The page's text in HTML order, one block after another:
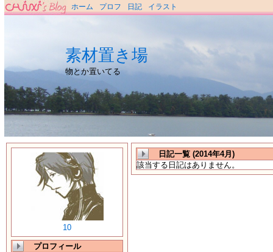
ホーム プロフ 日記 イラスト
素材置き場
物とか置いてる
10
プロフィール
日記一覧 (2014年4月)
該当する日記はありません。